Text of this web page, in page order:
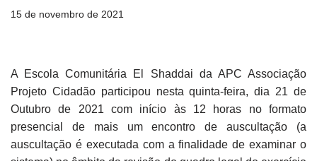
15 de novembro de 2021
A Escola Comunitária El Shaddai da APC Associação
Projeto Cidadão participou nesta quinta-feira, dia 21 de
Outubro de 2021 com início às 12 horas no formato
presencial de mais um encontro de auscultação (a
auscultação é executada com a finalidade de examinar o